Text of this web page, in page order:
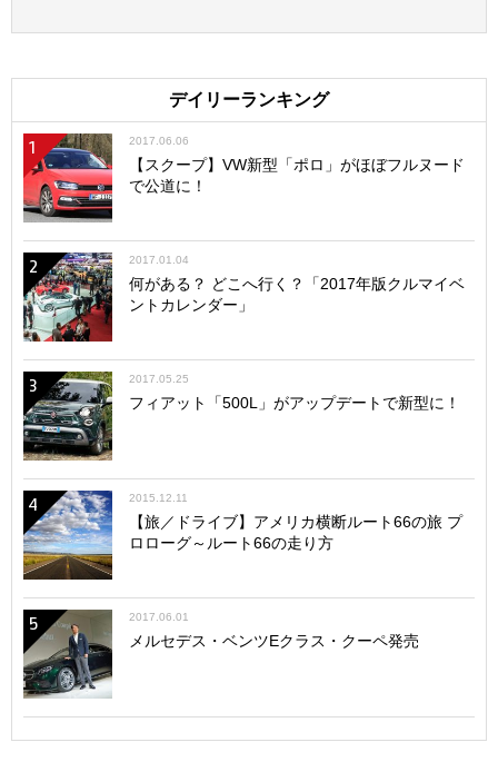
デイリーランキング
1 2017.06.06
【スクープ】VW新型「ポロ」がほぼフルヌード
で公道に！
2 2017.01.04
何がある？ どこへ行く？「2017年版クルマイベ
ントカレンダー」
3 2017.05.25
フィアット「500L」がアップデートで新型に！
4 2015.12.11
【旅／ドライブ】アメリカ横断ルート66の旅 プ
ロローグ～ルート66の走り方
5 2017.06.01
メルセデス・ベンツEクラス・クーペ発売